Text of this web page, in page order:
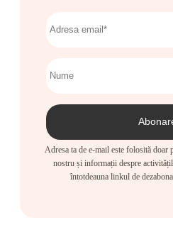
Adresa ta de e-mail este folosită
nostru și informații despre
întotdeauna linkul de